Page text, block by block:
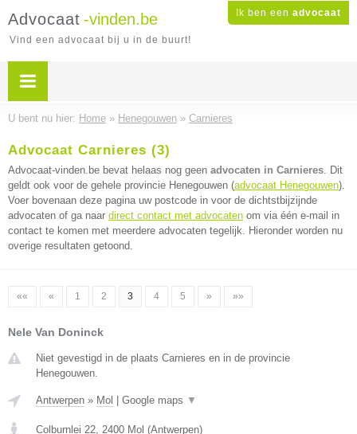
Ik ben een advocaat
Advocaat -vinden.be
Vind een advocaat bij u in de buurt!
U bent nu hier: Home » Henegouwen » Carnieres
Advocaat Carnieres (3)
Advocaat-vinden.be bevat helaas nog geen advocaten in Carnieres. Dit
geldt ook voor de gehele provincie Henegouwen (advocaat Henegouwen).
Voer bovenaan deze pagina uw postcode in voor de dichtstbijzijnde
advocaten of ga naar direct contact met advocaten om via één e-mail in
contact te komen met meerdere advocaten tegelijk. Hieronder worden nu
overige resultaten getoond.
«« « 1 2 3 4 5 » »»
Nele Van Doninck
Niet gevestigd in de plaats Carnieres en in de provincie
Henegouwen.
Antwerpen » Mol Google maps ▼
Colburnlei 22, 2400 Mol (Antwerpen)